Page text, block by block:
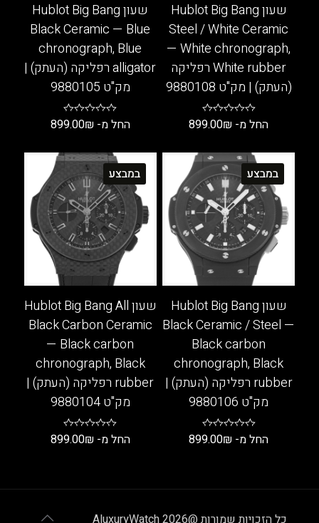
שעון Hublot Big Bang
Steel / White Ceramic
— White chronograph,
White rubber רפליקה
(העתק) | מק"ט 9880108
החל מ- 899.00₪
זה
יש
מספר
סוגים.
ניתן
לבחור
את
האפשרויות
בעמוד
המוצר
שעון Hublot Big Bang
Black Ceramic — Blue
chronograph, Blue
alligator רפליקה (העתק) |
מק"ט 9880105
החל מ- 899.00₪
זה
יש
מספר
סוגים.
ניתן
לבחור
את
האפשרויות
בעמוד
המוצר
במבצע
שעון Hublot Big Bang
Black Ceramic / Steel —
Black carbon
chronograph, Black
rubber רפליקה (העתק) |
מק"ט 9880106
החל מ- 899.00₪
יש
במבצע
שעון Hublot Big Bang All
Black Carbon Ceramic
— Black carbon
chronograph, Black
rubber רפליקה (העתק) |
מק"ט 9880104
החל מ- 899.00₪
יש
כל הזכויות שמורות @AluxuryWatch 2026